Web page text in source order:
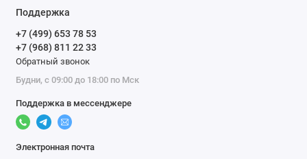
Поддержка
+7 (499) 653 78 53
+7 (968) 811 22 33
Обратный звонок
Будни, с 09:00 до 18:00 по Мск
Поддержка в мессенджере
Электронная почта